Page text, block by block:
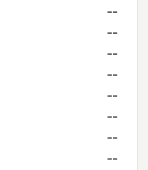
--
--
--
--
--
--
--
--